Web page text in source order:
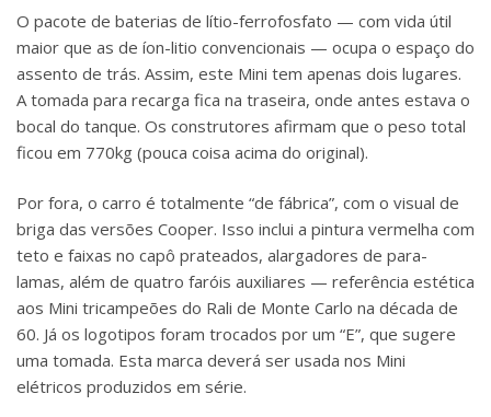
O pacote de baterias de lítio-ferrofosfato — com vida útil
maior que as de íon-litio convencionais — ocupa o espaço do
assento de trás. Assim, este Mini tem apenas dois lugares.
A tomada para recarga fica na traseira, onde antes estava o
bocal do tanque. Os construtores afirmam que o peso total
ficou em 770kg (pouca coisa acima do original).
Por fora, o carro é totalmente “de fábrica”, com o visual de
briga das versões Cooper. Isso inclui a pintura vermelha com
teto e faixas no capô prateados, alargadores de para-
lamas, além de quatro faróis auxiliares — referência estética
aos Mini tricampeões do Rali de Monte Carlo na década de
60. Já os logotipos foram trocados por um “E”, que sugere
uma tomada. Esta marca deverá ser usada nos Mini
elétricos produzidos em série.